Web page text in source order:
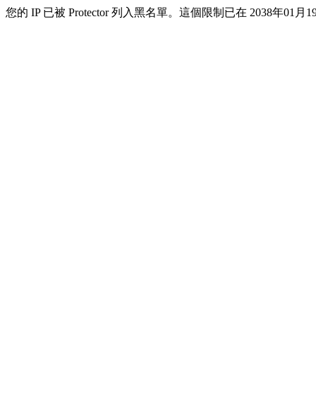
您的 IP 已被 Protector 列入黑名單。這個限制已在 2038年01月